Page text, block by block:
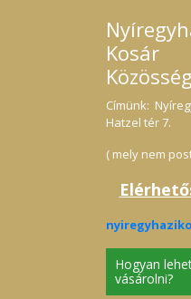
Kosár
Közösség
Címünk:
Hatzel tér 7.
( mely nem
Hogyan
vásárolni?